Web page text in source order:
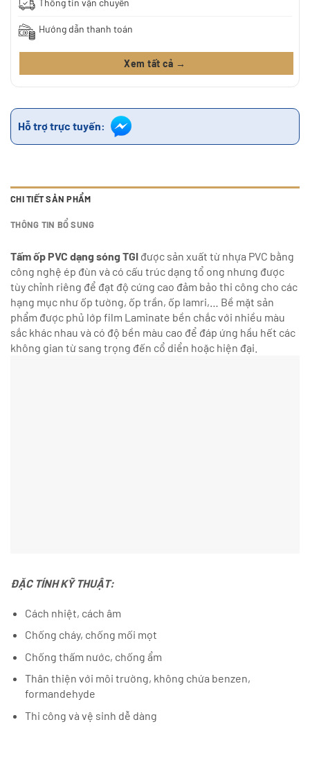
Hướng dẫn thanh toán
Xem tất cả →
Hỗ trợ trực tuyến:
CHI TIẾT SẢN PHẨM
THÔNG TIN BỔ SUNG
Tấm ốp PVC dạng sóng TGI được sản xuất từ nhựa PVC bằng
công nghệ ép đùn và có cấu trúc dạng tổ ong nhưng được
tùy chỉnh riêng để đạt độ cứng cao đảm bảo thi công cho các
hạng mục như ốp tường, ốp trần, ốp lamri,… Bề mặt sản
phẩm được phủ lớp film Laminate bền chắc với nhiều màu
sắc khác nhau và có độ bền màu cao để đáp ứng hầu hết các
không gian từ sang trọng đến cổ diển hoặc hiện đại.
ĐẶC TÍNH KỸ THUẬT:
Cách nhiệt, cách âm
Chống cháy, chống mối mọt
Chống thấm nước, chống ẩm
Thân thiện với môi trường, không chứa benzen,
formandehyde
Thi công và vệ sinh dễ dàng